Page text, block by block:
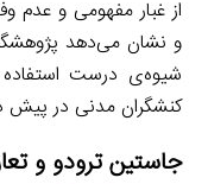
از غبار مفهومی و عدم
و نشان می‌دهد
شیوه‌ی درست استفاده
کنشگران مدنی در پیش
جاستین ترودو و